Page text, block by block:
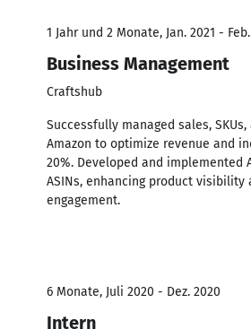
1 Jahr und 2 Monate, Jan. 2021 -
Business Management
Craftshub
Successfully managed sales, SKUs,
Amazon to optimize revenue and
20%. Developed and implemented
ASINs, enhancing product visibility
engagement.
6 Monate, Juli 2020 - Dez. 2020
Intern